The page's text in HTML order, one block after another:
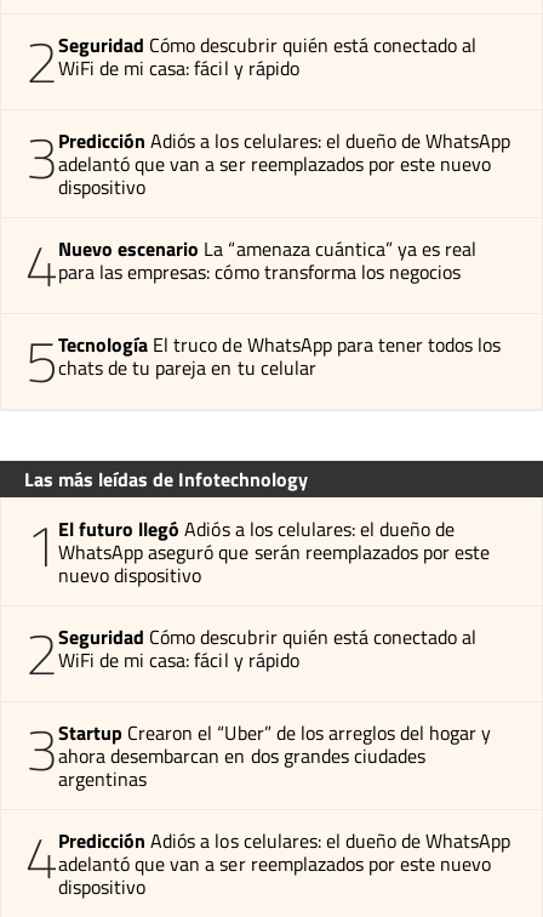
2Seguridad Cómo descubrir quién está conectado al
WiFi de mi casa: fácil y rápido
3Predicción Adiós a los celulares: el dueño de WhatsApp
adelantó que van a ser reemplazados por este nuevo
dispositivo
4Nuevo escenario La “amenaza cuántica” ya es real
para las empresas: cómo transforma los negocios
5Tecnología El truco de WhatsApp para tener todos los
chats de tu pareja en tu celular
Las más leídas de Infotechnology
1 El futuro llegó Adiós a los celulares: el dueño de
WhatsApp aseguró que serán reemplazados por este
nuevo dispositivo
2Seguridad Cómo descubrir quién está conectado al
WiFi de mi casa: fácil y rápido
3Startup Crearon el “Uber” de los arreglos del hogar y
ahora desembarcan en dos grandes ciudades
argentinas
4Predicción Adiós a los celulares: el dueño de WhatsApp
adelantó que van a ser reemplazados por este nuevo
dispositivo